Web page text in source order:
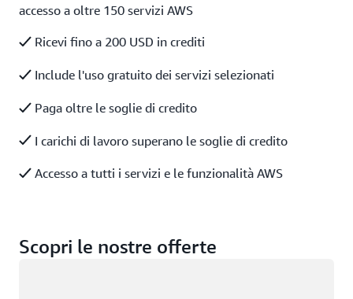
accesso a oltre 150 servizi AWS
Ricevi fino a 200 USD in crediti
Include l'uso gratuito dei servizi selezionati
Paga oltre le soglie di credito
I carichi di lavoro superano le soglie di credito
Accesso a tutti i servizi e le funzionalità AWS
Scopri le nostre offerte